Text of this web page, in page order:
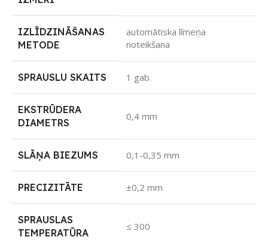
IZLĪDZINĀŠANAS
METODE
automātiska līmeņa
noteikšana
SPRAUSLU SKAITS 1 gab.
EKSTRŪDERA
DIAMETRS
0,4 mm
SLĀŅA BIEZUMS 0,1-0,35 mm
PRECIZITĀTE ±0,2 mm
SPRAUSLAS
TEMPERATŪRA
≤ 300